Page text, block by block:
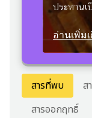
ประทานเ
อ่านเพิ่ม
สารที่พบ ส
สารออกฤทธิ์